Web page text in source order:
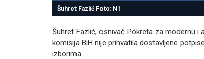
Šuhret Fazlić Foto: N1
Šuhret Fazlić, osnivač Pokreta za modernu i
komisija BiH nije prihvatila dostavljene
izborima.